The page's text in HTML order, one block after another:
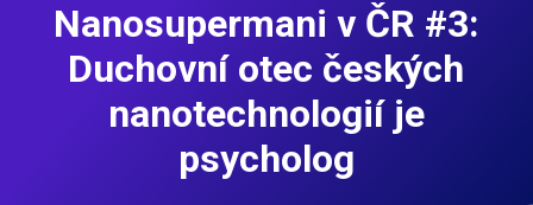
Nanosupermani v ČR #3:
Duchovní otec českých
nanotechnologií je
psycholog